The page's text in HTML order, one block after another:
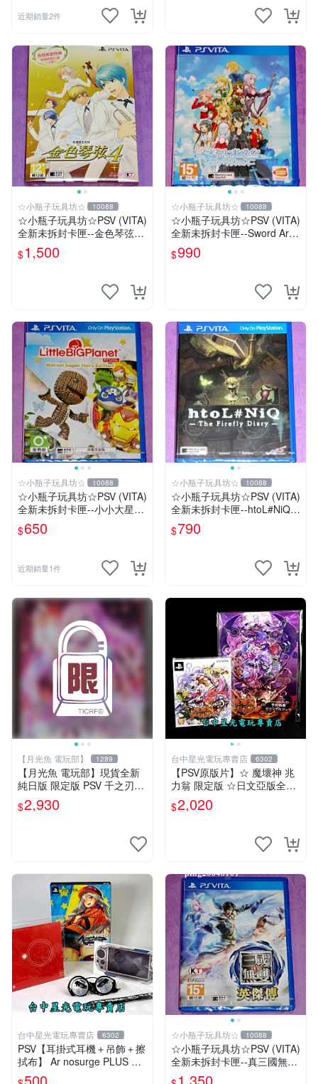
近期銷量2件
☆小瓶子玩具坊☆ 10088
☆小瓶子玩具坊☆PSV (VITA)
全新未拆封卡匣--金色琴弦4
首批限定版 (中文版)
$1,500
☆小瓶子玩具坊☆ 10088
☆小瓶子玩具坊☆PSV (VITA)
全新未拆封卡匣--Sword Art
Online 刀劍神域 虛空斷章
(亞日版)
$990
☆小瓶子玩具坊☆ 10088
☆小瓶子玩具坊☆PSV (VITA)
全新未拆封卡匣--小小大星球
PS Vita 漫威超級英雄版 中文
版
$650
近期銷量1件
☆小瓶子玩具坊☆ 10088
☆小瓶子玩具坊☆PSV (VITA)
全新未拆封卡匣--htoL#NiQ
螢火蟲日記
$790
【月光魚 電玩部】 1289
【月光魚 電玩部】現貨全新
純日版 限定版 PSV 千之刃
濤、桃花染之皇姬 初回限定
版 純日版
$2,930
台中星光電玩專賣店 6302
【PSV原版片】☆ 魔壞神 兆
力翁 限定版 ☆日文亞版全新
品【含美術集】台中星光電玩
$2,020
台中星光電玩專賣店 6302
PSV【耳掛式耳機＋吊飾＋擦
拭布】 Ar nosurge PLUS 獻
給誕生之星的祈禱詩 【限定
☆小瓶子玩具坊☆ 10088
☆小瓶子玩具坊☆PSV (VITA)
全新未拆封卡匣--真三國無雙
英傑傳 中文版